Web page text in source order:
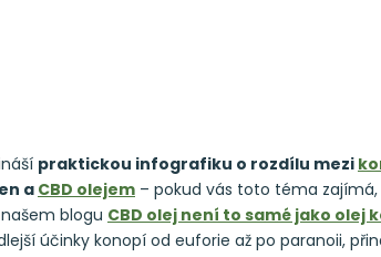
praktickou infografiku o rozdílu mezi
aCBD olejem – pokud vás toto téma
blogu CBD olej není to samé jako olej
účinky konopí od euforie až po paranoii,